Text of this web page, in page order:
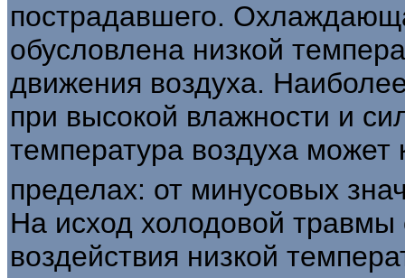
пострадавшего.
обусловлена низкой
движения воздуха.
при высокой влажности и
температура воздуха
пределах: от минусовых
На исход холодовой
воздействия низкой